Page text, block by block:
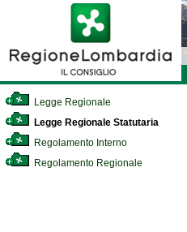
Legge Regionale
Legge Regionale Statutaria
Regolamento Interno
Regolamento Regionale